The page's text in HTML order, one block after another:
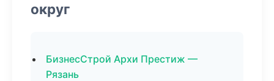
округ
БизнесСтрой Архи Престиж —
Рязань